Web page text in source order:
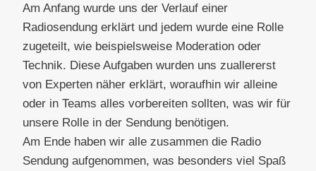
Am Anfang wurde uns der Verlauf einer
Radiosendung erklärt und jedem wurde eine Rolle
zugeteilt, wie beispielsweise Moderation oder
Technik. Diese Aufgaben wurden uns zuallererst
von Experten näher erklärt, woraufhin wir alleine
oder in Teams alles vorbereiten sollten, was wir für
unsere Rolle in der Sendung benötigen.
Am Ende haben wir alle zusammen die Radio
Sendung aufgenommen, was besonders viel Spaß